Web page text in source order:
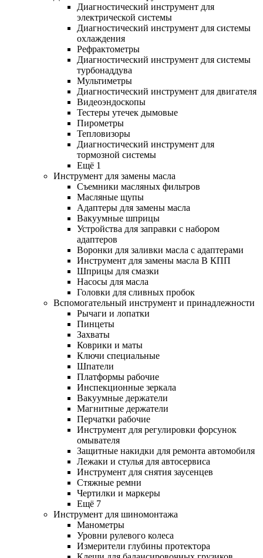
Диагностический инструмент для
электрической системы
Диагностический инструмент для системы
охлаждения
Рефрактометры
Диагностический инструмент для системы
турбонаддува
Мультиметры
Диагностический инструмент для двигателя
Видеоэндоскопы
Тестеры утечек дымовые
Пирометры
Тепловизоры
Диагностический инструмент для
тормозной системы
Ещё 1
Инструмент для замены масла
Съемники масляных фильтров
Масляные щупы
Адаптеры для замены масла
Вакуумные шприцы
Устройства для заправки с набором
адаптеров
Воронки для заливки масла с адаптерами
Инструмент для замены масла В КПП
Шприцы для смазки
Насосы для масла
Головки для сливных пробок
Вспомогательный инструмент и принадлежности
Рычаги и лопатки
Пинцеты
Захваты
Коврики и маты
Ключи специальные
Шпатели
Платформы рабочие
Инспекционные зеркала
Вакуумные держатели
Магнитные держатели
Перчатки рабочие
Инструмент для регулировки форсунок
омывателя
Защитные накидки для ремонта автомобиля
Лежаки и стулья для автосервиса
Инструмент для снятия заусенцев
Стяжные ремни
Чертилки и маркеры
Ещё 7
Инструмент для шиномонтажа
Манометры
Уровни рулевого колеса
Измерители глубины протектора